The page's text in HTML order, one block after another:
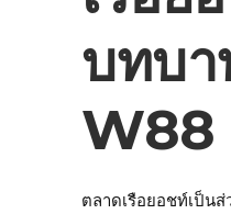
บทบา
W88
ตลาดเรือยอชท์เป็น